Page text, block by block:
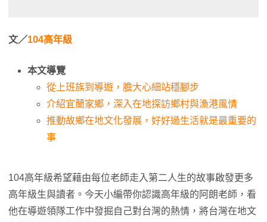
文／104高年級
本文導覽
從上班族到導遊，膽大心細站穩腳步
介紹宜蘭家鄉，深入在地探訪鄉村與漁港風情
推動故鄉在地文化發展，好好過生活就是最重要的
事
104高年級希望藉由每位老師走入第二人生的故事啟發更多
高年級生與讀者。今天小編帶你認識高年級的阿朗老師，看
他在導遊領隊工作中發掘自己對台灣的熱情，將台灣在地文